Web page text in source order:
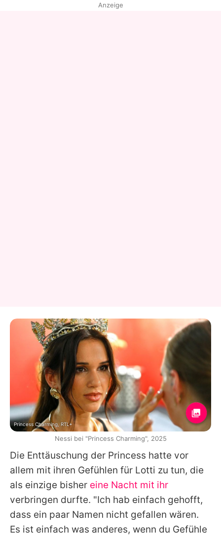
Die Enttäuschung der Princess hatte vor
allem mit ihren Gefühlen für Lotti zu tun, die
als einzige bisher eine Nacht mit ihr
verbringen durfte. "Ich hab einfach gehofft,
dass ein paar Namen nicht gefallen wären.
Es ist einfach was anderes, wenn du Gefühle
Anzeige
Princess Charming, RTL+
Nessi bei "Princess Charming", 2025